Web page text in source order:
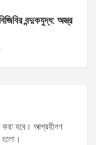
বন্দুকযুদ্ধ: অস্ত্র
করা হবে। আগ্রহীগণ
হলো।